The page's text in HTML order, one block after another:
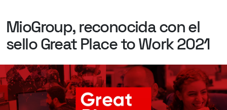
MioGroup, reconocidaconel
selloGreat PlacetoWork2021